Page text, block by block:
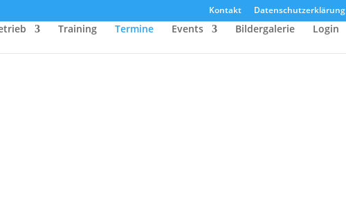
Kontakt Datenschutzerklärung
Training Termine Events Bildergalerie Login